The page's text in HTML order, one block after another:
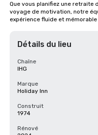
Que vous planifiez une retraite
voyage de motivation, notre
expérience fluide et
Détails du lieu
Chaîne
IHG
Marque
Holiday Inn
Construit
1974
Rénové